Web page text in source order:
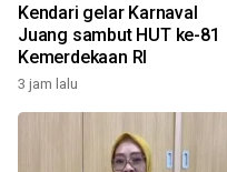
Kendari gelar Karnaval
Juang sambut HUT ke-81
Kemerdekaan RI
3 jam lalu